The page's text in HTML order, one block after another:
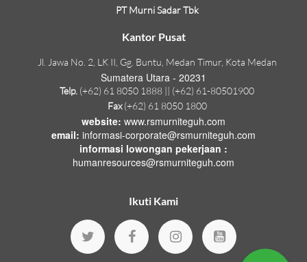
PT Murni Sadar Tbk
Kantor Pusat
Jl. Jawa No. 2, LK II, Gg. Buntu, Medan Timur, Kota Medan
Sumatera Utara - 20231
Telp. (+62) 61 8050 1888 || (+62) 61-80501900
Fax(+62) 61 8050 1800
website: www.rsmurniteguh.com
email: informasi-corporate@rsmurniteguh.com
informasi lowongan pekerjaan :
humanresources@rsmurniteguh.com
Ikuti Kami